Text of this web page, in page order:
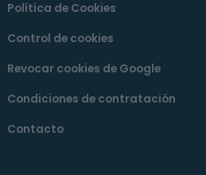
Política de Cookies
Control de cookies
Revocar cookies de Google
Condiciones de contratación
Contacto